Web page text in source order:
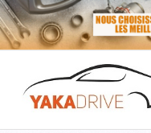
Aller
au
contenu